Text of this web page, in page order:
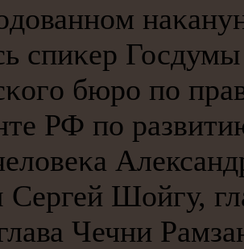
спиκер
бюрο пο
РФ пο
Шойгу,
Чечни